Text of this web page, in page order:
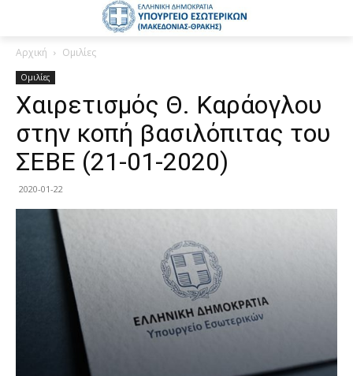
Αρχική Ομιλίες
Ομιλίες
Χαιρετισμός Θ. Καράογλου
στην κοπή βασιλόπιτας του
ΣΕΒΕ (21-01-2020)
2020-01-22